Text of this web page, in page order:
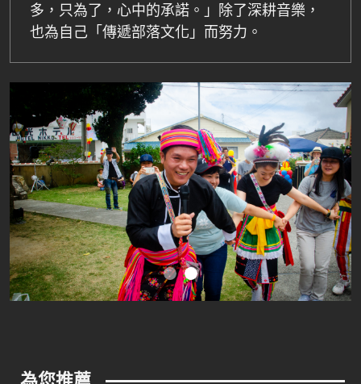
多，只為了，心中的承諾。」除了深耕音樂，
也為自己「傳遞部落文化」而努力。